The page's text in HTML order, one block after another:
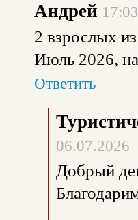
Андрей
2 взрослых
Июль 2026,
Ответить
06.07.2026
Добрый